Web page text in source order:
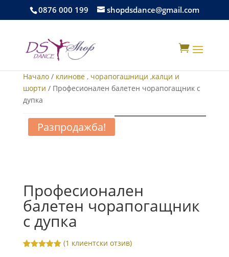
0876 000 199 shopdsdance@gmail.com

Начало/ клинове , чорапогашници ,калци и
шорти / Професионален балетен чорапогащник с
дупка
Разпродажба!
Професионален
балетен чорапогащник
с дупка
(1 клиентски отзив)